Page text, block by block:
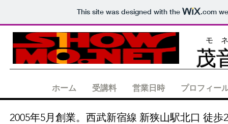
This site was designed with the .com
茂
モ ネ
ホーム 受講料 営業日時 プロフィー
2005年5月創業。西武新宿線 新狭山駅北口 徒歩